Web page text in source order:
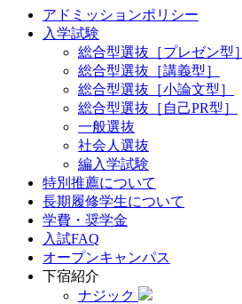
アドミッションポリシー
入学試験
総合型選抜［プレゼン型］
総合型選抜［講義型］
総合型選抜［小論文型］
総合型選抜［自己PR型］
一般選抜
社会人選抜
編入学試験
特別推薦について
長期履修学生について
学費・奨学金
入試FAQ
オープンキャンパス
下宿紹介
ナジック